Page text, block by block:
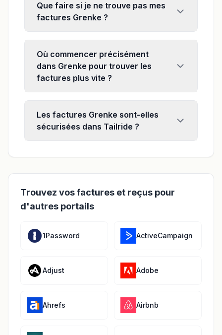
Que faire si je ne trouve pas mes
factures Grenke ?
Où commencer précisément
dans Grenke pour trouver les
factures plus vite ?
Les factures Grenke sont-elles
sécurisées dans Tailride ?
Trouvez vos factures et reçus pour
d'autres portails
1Password ActiveCampaign
Adjust Adobe
Ahrefs Airbnb